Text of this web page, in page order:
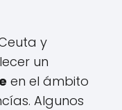
y
un
en el ámbito
Algunos